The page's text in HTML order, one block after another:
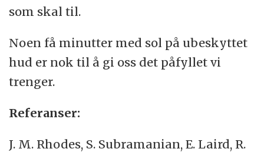
som skal til.
Noen få minutter med sol på ubeskyttet
hud er nok til å gi oss det påfyllet vi
trenger.
Referanser:
J. M. Rhodes, S. Subramanian, E. Laird, R.